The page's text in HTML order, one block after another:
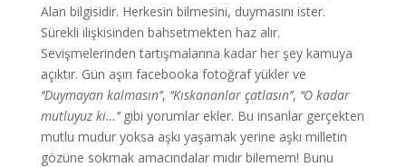
Alan bilgisidir. Herkesin bilmesini, duymasını ister.
Sürekli ilişkisinden bahsetmekten haz alır.
Sevişmelerinden tartışmalarına kadar her şey kamuya
açıktır. Gün aşırı facebooka fotoğraf yükler ve
‘‘Duymayan kalmasın’’, ‘‘Kıskananlar çatlasın’’, ‘‘O kadar
mutluyuz ki…’’gibi yorumlar ekler. Bu insanlar gerçekten
mutlu mudur yoksa aşkı yaşamak yerine aşkı milletin
gözüne sokmak amacındalar mıdır bilemem! Bunu